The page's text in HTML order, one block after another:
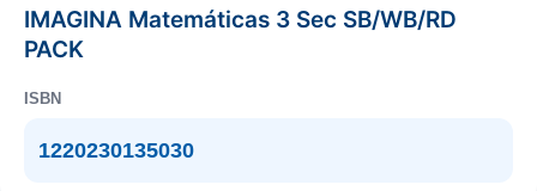
IMAGINA Matemáticas 3 Sec SB/WB/RD
PACK
ISBN
1220230135030